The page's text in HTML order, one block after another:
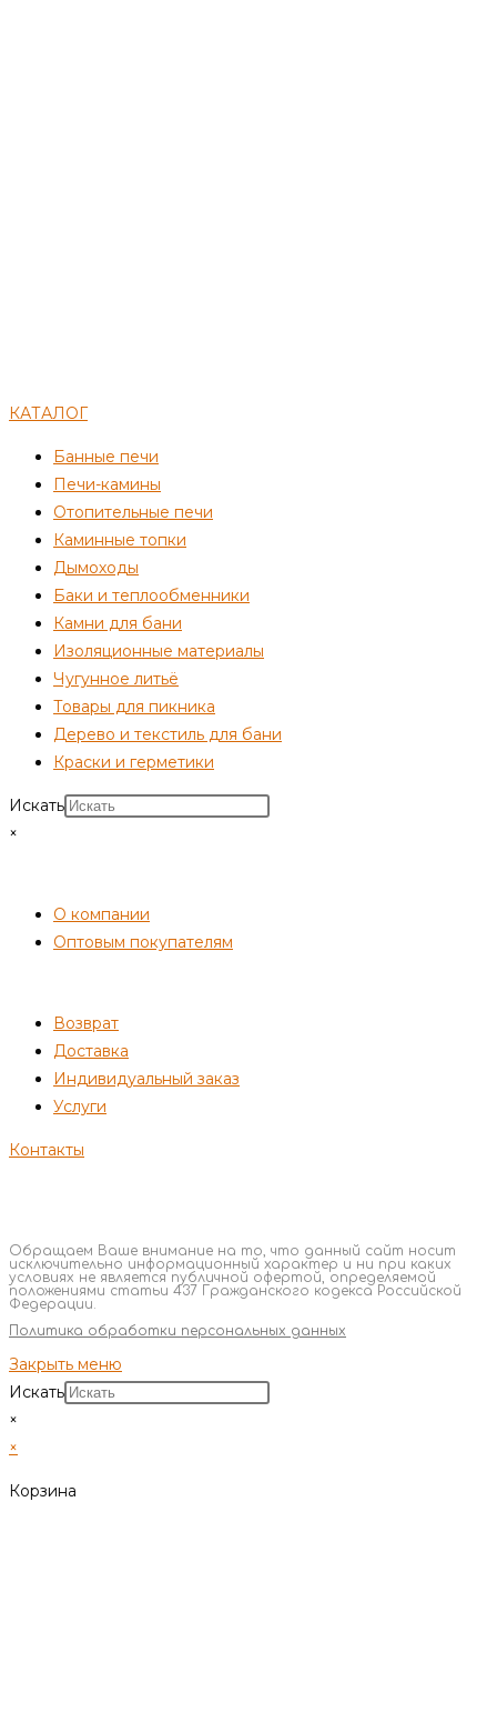
КАТАЛОГ
Банные печи
Печи-камины
Отопительные печи
Каминные топки
Дымоходы
Баки и теплообменники
Камни для бани
Изоляционные материалы
Чугунное литьё
Товары для пикника
Дерево и текстиль для бани
Краски и герметики
Искать
×
О компании
Оптовым покупателям
Возврат
Доставка
Индивидуальный заказ
Услуги
Контакты
Обращаем Ваше внимание на то, что данный сайт носит
исключительно информационный характер и ни при каких
условиях не является публичной офертой, определяемой
положениями статьи 437 Гражданского кодекса Российской
Федерации.
Политика обработки персональных данных
Закрыть меню
Искать
×
×
Корзина